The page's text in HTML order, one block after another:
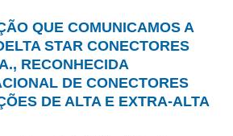
QUE COMUNICAMOS A
STAR CONECTORES
RECONHECIDA
DE CONECTORES
DE ALTA E EXTRA-ALTA